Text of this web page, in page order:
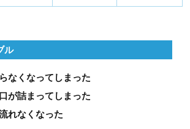
ル
なくなってしまった
が詰まってしまった
れなくなった